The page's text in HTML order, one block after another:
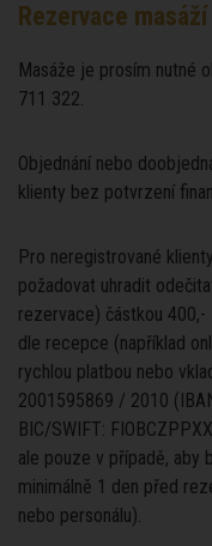
Rezervace masáží
Masáže je prosím nutné
711 322.
Objednání nebo
klienty bez potvrzení
Pro neregistrované
požadovat uhradit
rezervace) částkou 400,-
dle recepce (například
rychlou platbou nebo
2001595869 / 2010
BIC/SWIFT:
ale pouze v případě, aby
minimálně 1 den před
nebo personálu).